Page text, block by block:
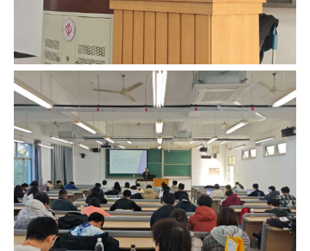
基
地
创
精